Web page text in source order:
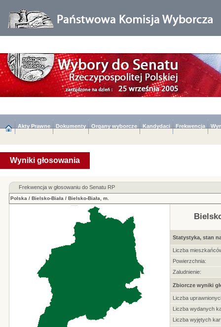
Akty Prawne Dokumenty Organy wyborcze Kandydaci Frekwencja
Wyniki głosowania
Frekwencja w głosowaniu do Senatu RP
Polska / Bielsko-Biała / Bielsko-Biała, m.
Statystyka, stan
Liczba
Powierzchnia:
Zaludnienie:
Zbiorcze wyniki
Liczba
Liczba wydanych
Liczba wyjętych